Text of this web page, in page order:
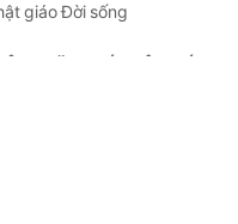
giáo Đời sống